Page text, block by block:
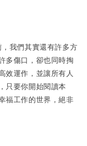
我們其實還有許多方
多傷口，卻也同時掏
效運作，並讓所有人
只要你開始閱讀本
福工作的世界，絕非